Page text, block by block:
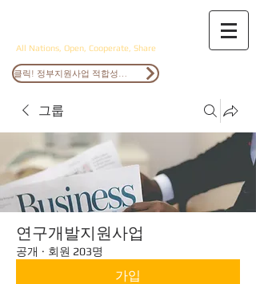
All Nations, Open, Cooperate, Share
그룹
연구개발지원사업
공개 · 회원 203명
가입